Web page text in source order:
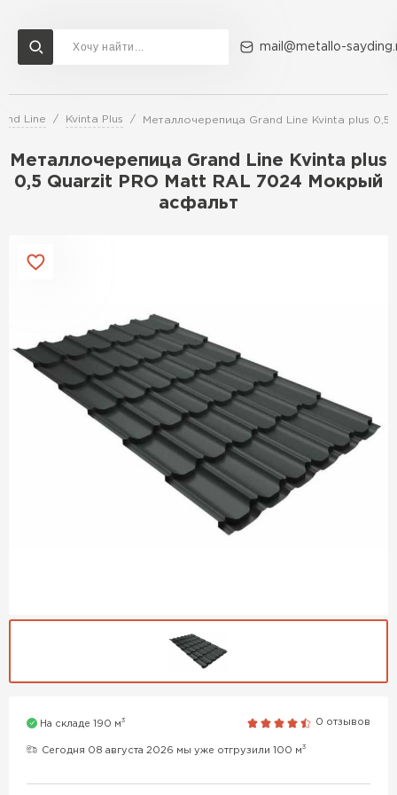
mail@metallo-
Line Kvinta Plus Металлочерепица Grand Line Kvinta plus
Металлочерепица Grand Line Kvinta plus
0,5 Quarzit PRO Matt RAL 7024 Мокрый
асфальт
На складе 190 м3 0 отзывов
Сегодня 08 августа 2026 мы уже отгрузили 100 м3
Доставка и оплата Акции О компании Контакты
Перейти в каталог